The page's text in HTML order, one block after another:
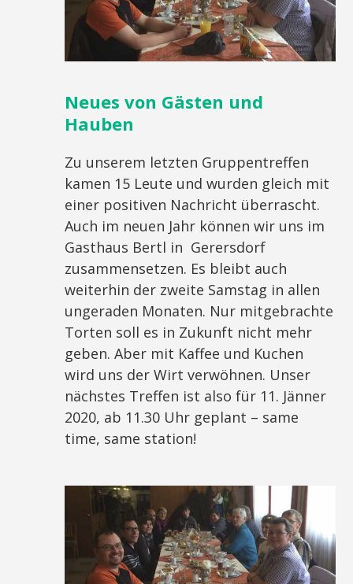
Neues von Gästen und
Hauben
Zu unserem letzten Gruppentreffen
kamen 15 Leute und wurden gleich mit
einer positiven Nachricht überrascht.
Auch im neuen Jahr können wir uns im
Gasthaus Bertl in Gerersdorf
zusammensetzen. Es bleibt auch
weiterhin der zweite Samstag in allen
ungeraden Monaten. Nur mitgebrachte
Torten soll es in Zukunft nicht mehr
geben. Aber mit Kaffee und Kuchen
wird uns der Wirt verwöhnen. Unser
nächstes Treffen ist also für 11. Jänner
2020, ab 11.30 Uhr geplant – same
time, same station!